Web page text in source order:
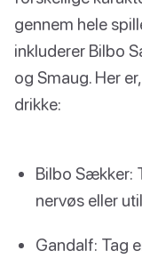
gennem hele
inkluderer Bilbo
og Smaug. Her
drikke:
Bilbo Sækker:
nervøs eller
Gandalf: Tag